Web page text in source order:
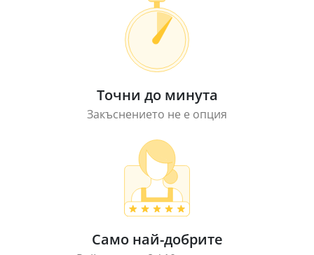
Точни до минута
Закъснението не е опция
Само най-добрите